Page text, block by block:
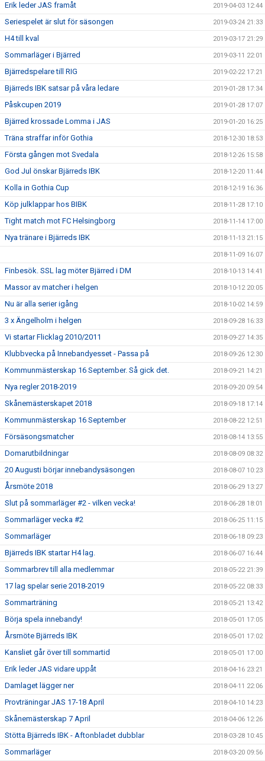
Erik leder JAS framåt 2019-04-03 12:44
Seriespelet är slut för säsongen 2019-03-24 21:33
H4 till kval 2019-03-17 21:29
Sommarläger i Bjärred 2019-03-11 22:01
Bjärredspelare till RIG 2019-02-22 17:21
Bjärreds IBK satsar på våra ledare 2019-01-28 17:34
Påskcupen 2019 2019-01-28 17:07
Bjärred krossade Lomma i JAS 2019-01-20 16:25
Träna straffar inför Gothia 2018-12-30 18:53
Första gången mot Svedala 2018-12-26 15:58
God Jul önskar Bjärreds IBK 2018-12-20 11:44
Kolla in Gothia Cup 2018-12-19 16:36
Köp julklappar hos BIBK 2018-11-28 17:10
Tight match mot FC Helsingborg 2018-11-14 17:00
Nya tränare i Bjärreds IBK 2018-11-13 21:15
2018-11-09 16:07
Finbesök. SSL lag möter Bjärred i DM 2018-10-13 14:41
Massor av matcher i helgen 2018-10-12 20:05
Nu är alla serier igång 2018-10-02 14:59
3 x Ängelholm i helgen 2018-09-28 16:33
Vi startar Flicklag 2010/2011 2018-09-27 14:35
Klubbvecka på Innebandyesset - Passa på 2018-09-26 12:30
Kommunmästerskap 16 September. Så gick det. 2018-09-21 14:21
Nya regler 2018-2019 2018-09-20 09:54
Skånemästerskapet 2018 2018-09-18 17:14
Kommunmästerskap 16 September 2018-08-22 12:51
Försäsongsmatcher 2018-08-14 13:55
Domarutbildningar 2018-08-09 08:32
20 Augusti börjar innebandysäsongen 2018-08-07 10:23
Årsmöte 2018 2018-06-29 13:27
Slut på sommarläger #2 - vilken vecka! 2018-06-28 18:01
Sommarläger vecka #2 2018-06-25 11:15
Sommarläger 2018-06-18 09:23
Bjärreds IBK startar H4 lag. 2018-06-07 16:44
Sommarbrev till alla medlemmar 2018-05-22 21:39
17 lag spelar serie 2018-2019 2018-05-22 08:33
Sommarträning 2018-05-21 13:42
Börja spela innebandy! 2018-05-01 17:05
Årsmöte Bjärreds IBK 2018-05-01 17:02
Kansliet går över till sommartid 2018-05-01 17:00
Erik leder JAS vidare uppåt 2018-04-16 23:21
Damlaget lägger ner 2018-04-11 22:06
Provträningar JAS 17-18 April 2018-04-10 14:23
Skånemästerskap 7 April 2018-04-06 12:26
Stötta Bjärreds IBK - Aftonbladet dubblar 2018-03-28 10:45
Sommarläger 2018-03-20 09:56